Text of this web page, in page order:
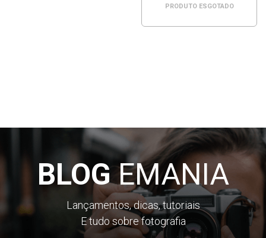
PRODUTO ESGOTADO
BLOGEMANIA
Lançamentos, dicas, tutoriais
E tudo sobre fotografia